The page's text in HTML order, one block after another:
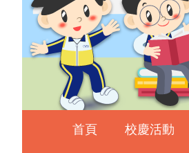
學生表現
相片及影片
升中資訊
入學申請
家長教師會首頁 校慶活動